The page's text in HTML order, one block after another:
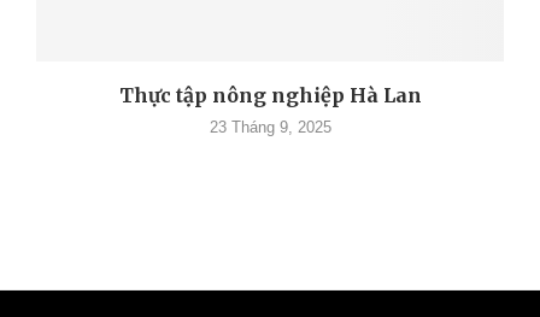
Thực tập nông nghiệp Hà Lan
23 Tháng 9, 2025